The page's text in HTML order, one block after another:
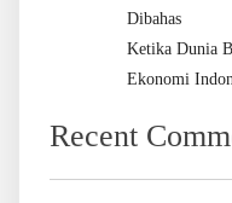
Dibahas
Ketika Dunia
Ekonomi
Recent